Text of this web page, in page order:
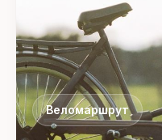
Веломаршрут